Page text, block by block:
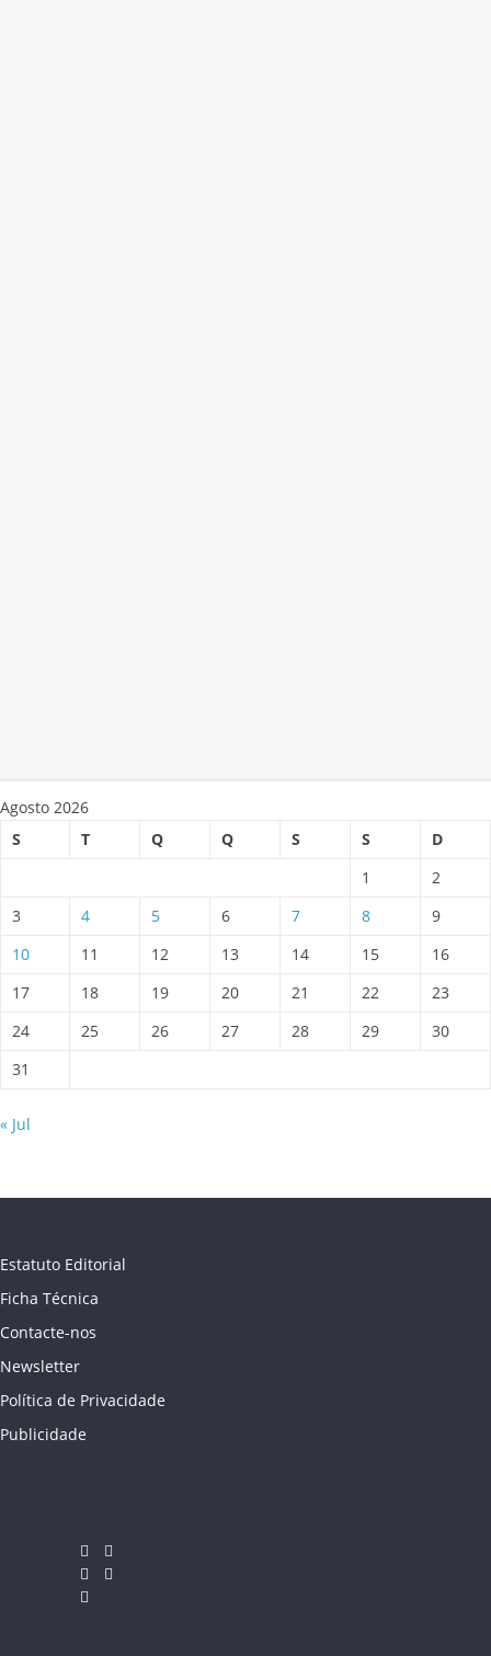
Agosto 2026
S
T Q Q S S
D
1
2
3
4 5 6 7 8
9
10
11 12 13 14 15
16
17
18 19 20 21 22
23
24
25 26 27 28 29
30
31
« Jul
Estatuto Editorial
Ficha Técnica
Contacte-nos
Newsletter
Política de Privacidade
Publicidade